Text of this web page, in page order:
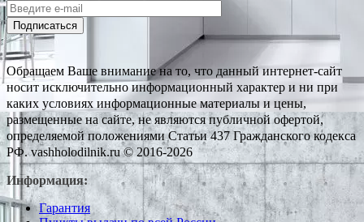
Подписаться
Обращаем Ваше внимание на то, что данный интернет-сайт
носит исключительно информационный характер и ни при
каких условиях информационные материалы и цены,
размещенные на сайте, не являются публичной офертой,
определяемой положениями Статьи 437 Гражданского кодекса
РФ. vashholodilnik.ru © 2016-2026
Информация:
Гарантия